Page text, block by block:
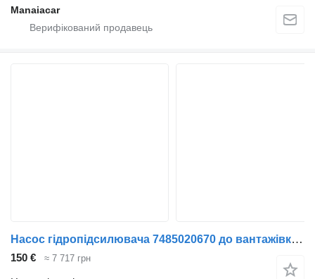
Manaiacar
Насос гідропідсилювача 7485020670 до вантажівки Renault Midlum
150 € ≈ 7 717 грн